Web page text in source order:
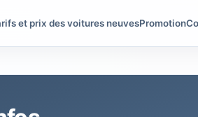
et prix des voitures neuvesPromotion